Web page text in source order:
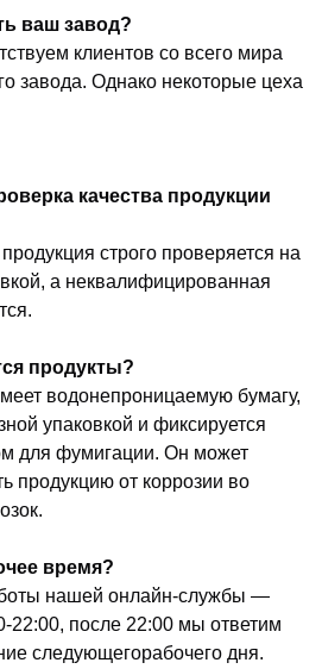
ваш завод?
клиентов со всего мира
завода. Однако некоторые цеха
качества продукции
строго проверяется на
а неквалифицированная
продукты?
водонепроницаемую бумагу,
упаковкой и фиксируется
для фумигации. Он может
продукцию от коррозии во
время?
нашей онлайн-службы —
22:00, после 22:00 мы ответим
следующегорабочего дня.